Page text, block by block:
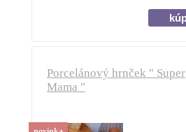
Porcelánový hrnček " Super
Mama "